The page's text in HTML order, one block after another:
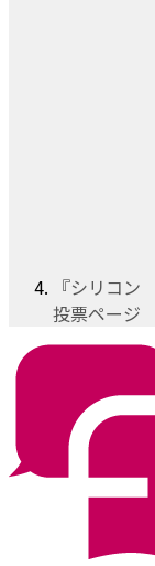
『シリコ
投票ページ